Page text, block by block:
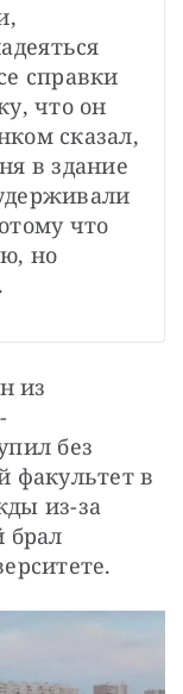
справки
что он
сказал,
в здание
что
но
из
без
факультет в
из-за
брал